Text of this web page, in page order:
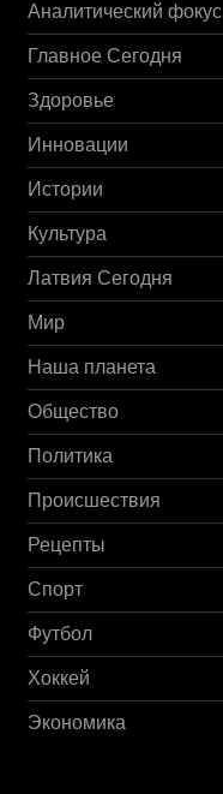
Аналитический фокус
Главное Сегодня
Здоровье
Инновации
Истории
Культура
Латвия Сегодня
Мир
Наша планета
Общество
Политика
Происшествия
Рецепты
Спорт
Футбол
Хоккей
Экономика